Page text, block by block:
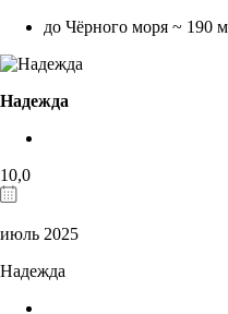
до Чёрного моря ~ 190 м
Надежда
10,0
июль 2025
Надежда